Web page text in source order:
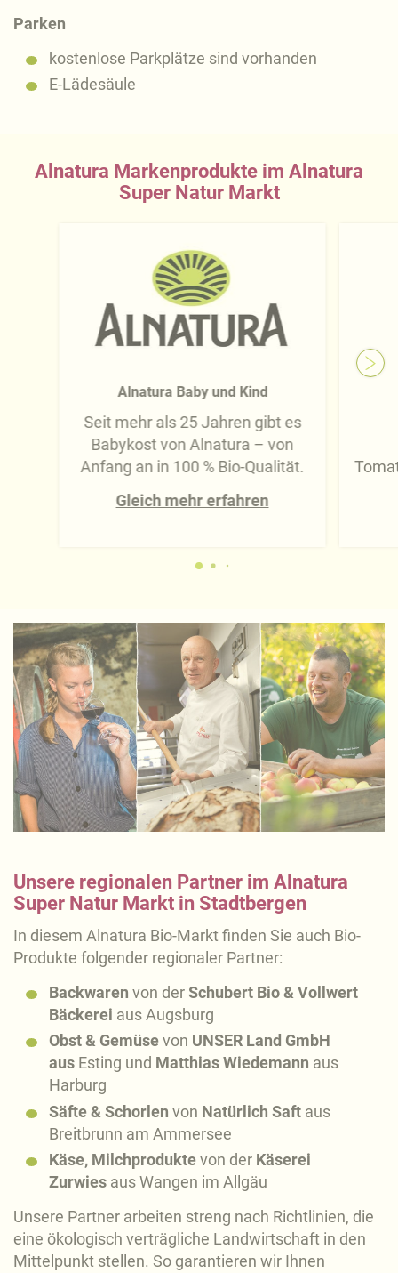
Parken
kostenlose Parkplätze sind vorhanden
E-Lädesäule
Alnatura Markenprodukte im Alnatura
Super Natur Markt
Alnatura Baby und Kind
Seit mehr als 25 Jahren gibt es
Babykost von Alnatura – von
Anfang an in 100 % Bio-Qualität.
Gleich mehr erfahren
Unsere regionalen Partner im Alnatura
Super Natur Markt in Stadtbergen
In diesem Alnatura Bio-Markt finden Sie auch Bio-
Produkte folgender regionaler Partner:
Backwaren von derSchubert Bio & Vollwert
Bäckerei aus Augsburg
Obst & Gemüsevon UNSER Land GmbH
aus Esting und Matthias Wiedemann aus
Harburg
Säfte & Schorlen von Natürlich Saft aus
Breitbrunn am Ammersee
Käse, Milchproduktevon der Käserei
Zurwies aus Wangen im Allgäu
Unsere Partner arbeiten streng nach Richtlinien, die
eine ökologisch verträgliche Landwirtschaft in den
Mittelpunkt stellen. So garantieren wir Ihnen